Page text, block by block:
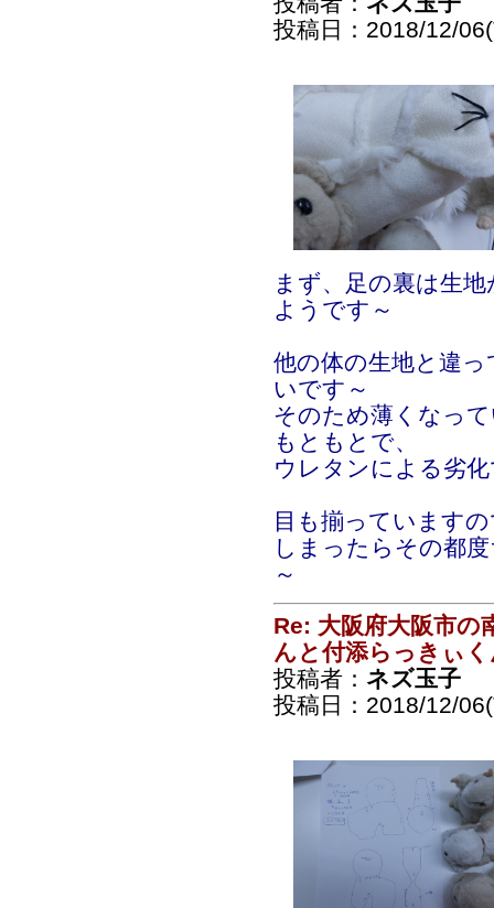
投稿日：2018/12/
まず、足の裏は生
ようです～
他の体の生地と違
いです～
そのため薄くなっ
もともとで、
ウレタンによる劣
目も揃っています
しまったらその都
～
Re: 大阪府大阪市の
んと付添らっきぃ
投稿者： ネズ玉子
投稿日：2018/12/